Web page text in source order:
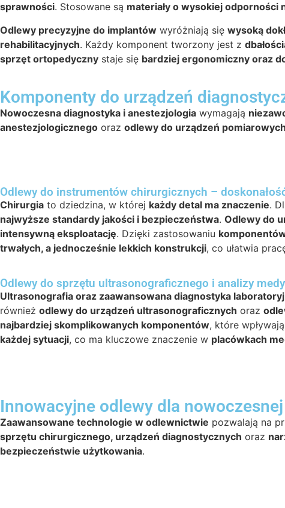
sprawności. Stosowane są materiały o wysokiej odporności
Odlewy precyzyjne do implantów wyróżniają się wysoką
rehabilitacyjnych. Każdy komponent tworzony jest z
sprzęt ortopedyczny staje się bardziej ergonomiczny oraz
Komponenty do urządzeń
Nowoczesna diagnostyka i anestezjologia wymagają
anestezjologicznego oraz odlewy do urządzeń pomiarowych
Odlewy do instrumentów chirurgicznych –
Chirurgia to dziedzina, w której każdy detal ma znaczenie.
najwyższe standardy jakości i bezpieczeństwa. Odlewy do
intensywną eksploatację. Dzięki zastosowaniu
trwałych, a jednocześnie lekkich konstrukcji, co ułatwia
Odlewy do sprzętu ultrasonograficznego i analizy
Ultrasonografia oraz zaawansowana diagnostyka
również odlewy do urządzeń ultrasonograficznych oraz
najbardziej skomplikowanych komponentów, które
każdej sytuacji, co ma kluczowe znaczenie w placówkach
Innowacyjne odlewy dla
Zaawansowane technologie w odlewnictwie pozwalają na
sprzętu chirurgicznego, urządzeń diagnostycznych oraz
bezpieczeństwie użytkowania.